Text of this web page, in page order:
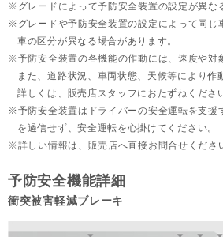
グレードによって予防安全装置の設定が異な
グレードや予防安全装置の設定によって同じ
車の区分が異なる場合があります。
予防安全装置の各機能の作動には、速度や対
また、道路状況、車両状態、天候等により作
詳しくは、販売店スタッフにおたずねくださ
予防安全装置はドライバーの安全運転を支援
を過信せず、安全運転を心掛けてください。
詳しい情報は、販売店へ直接お問合せくださ
予防安全機能詳細
衝突被害軽減ブレーキ